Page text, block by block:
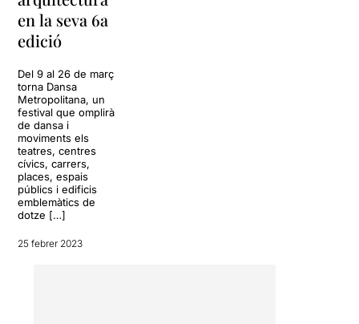
en la seva 6a
edició
Del 9 al 26 de març
torna Dansa
Metropolitana, un
festival que omplirà
de dansa i
moviments els
teatres, centres
cívics, carrers,
places, espais
públics i edificis
emblemàtics de
dotze […]
25 febrer 2023